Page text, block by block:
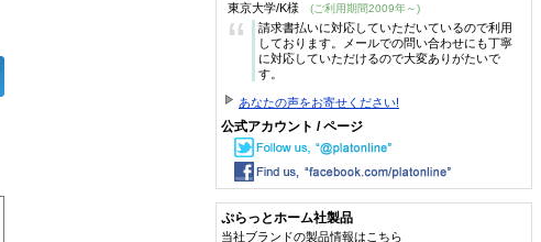
東京大学/K様 (ご利用期間2009年～)
“
請求書払いに対応していただいているので利用
しております。メールでの問い合わせにも丁寧
に対応していただけるので大変ありがたいで
す。
あなたの声をお寄せください!
公式アカウント / ページ
ぷらっとホーム社製品
当社ブランドの製品情報はこちら